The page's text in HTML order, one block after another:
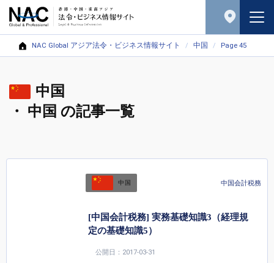
NAC Global アジア法令・ビジネス情報サイト 中国 Page 45
中国
・ 中国 の記事一覧
中国 中国会計税務
[中国会計税務] 実務基礎知識3（経理規
定の基礎知識5）
公開日：2017-03-31